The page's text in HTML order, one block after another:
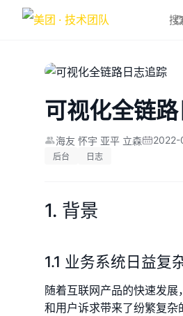
可视化全链
海友 怀宇 亚平 立森 2022-
后台 日志
1. 背景
1.1 业务系统日益复
随着互联网产品的快速发
和用户诉求带来了纷繁复杂